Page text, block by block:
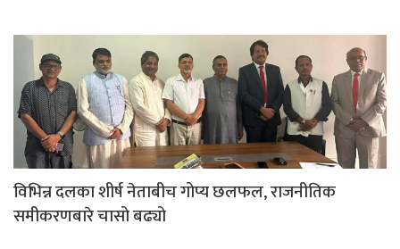
विभिन्न दलका शीर्ष नेताबीच गोप्य छलफल, राजनीतिक
समीकरणबारे चासो बढ्यो